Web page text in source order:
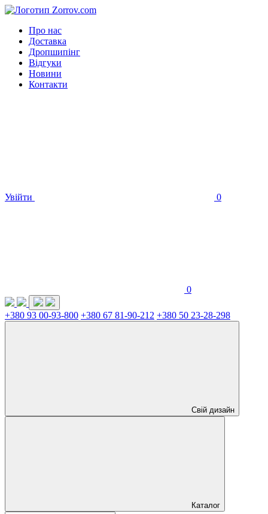
Про нас
Доставка
Дропшипінг
Відгуки
Новини
Контакти
Увійти 0
0
+380 93 00-93-800 +380 67 81-90-212 +380 50 23-28-298
Свій дизайн
Каталог